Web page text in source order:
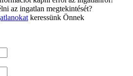
az ingatlan megtekintését?
keressünk Önnek